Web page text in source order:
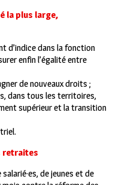
la plus large,
d’indice dans la fonction
enfin l’égalité entre
de nouveaux droits ;
dans tous les territoires,
supérieur et la transition
retraites
de jeunes et de